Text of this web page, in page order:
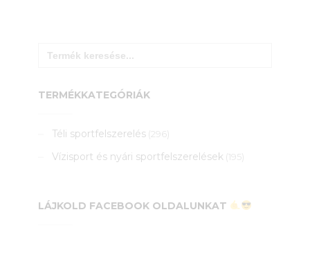
for:
TERMÉKKATEGÓRIÁK
Téli sportfelszerelés (296)
Vízisport és nyári sportfelszerelések (195)
LÁJKOLD FACEBOOK OLDALUNKAT